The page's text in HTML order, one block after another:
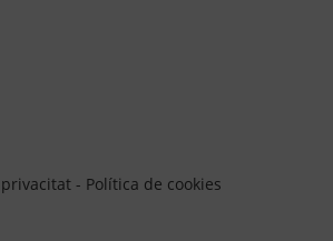
- Política de cookies